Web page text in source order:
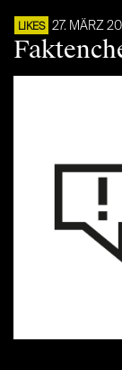
LIKES 27. MÄRZ